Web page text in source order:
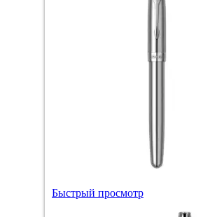
Быстрый просмотр